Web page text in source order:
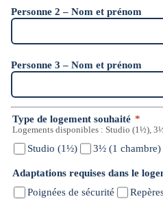
Personne 2 – Nom et prénom
Personne 3 – Nom et prénom
Type de logement souhaité *
Logements disponibles : Studio (1½),
Studio (1½) 3½ (1 chambre)
Adaptations requises dans le
Poignées de sécurité